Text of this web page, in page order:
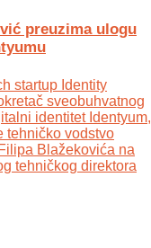
preuzima ulogu
startup Identity
sveobuhvatnog
identitet Identyum,
tehničko vodstvo
Blažekovića na
tehničkog direktora